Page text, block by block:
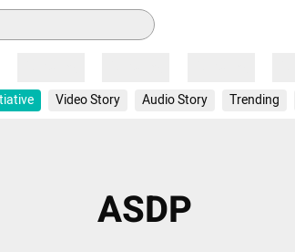
Video Story Audio Story Trending
ASDP